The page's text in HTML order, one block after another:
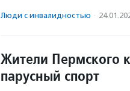
Люди с инвалидностью ·
Жители Пермского
парусный спорт